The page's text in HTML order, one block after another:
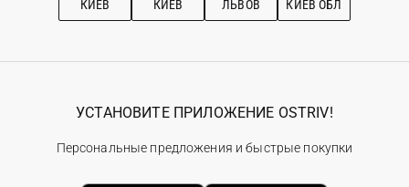
КИЕВ КИЕВ ЛЬВОВ КИЕВ ОБЛ
УСТАНОВИТЕ ПРИЛОЖЕНИЕ OSTRIV!
Персональные предложения и быстрые покупки